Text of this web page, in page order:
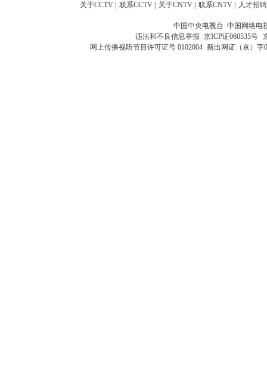
关于CCTV 联系CCTV 关于CNTV 联系CNTV 人才招聘
中国中央电视台 中国网络电
违法和不良信息举报 京ICP证060535号
网上传播视听节目许可证号 0102004 新出网证（京）